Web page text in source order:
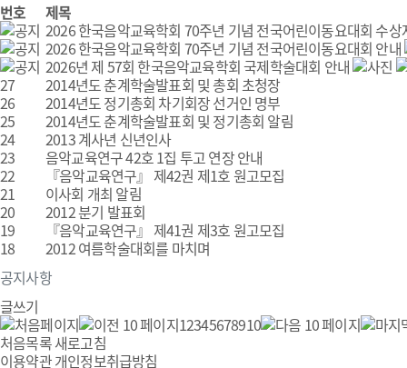
공지사항
번호
제목
2026 한국음악교육학회 70주년 기념 전국어린이동요대회 수상
2026 한국음악교육학회 70주년 기념 전국어린이동요대회 안내
2026년 제 57회 한국음악교육학회 국제학술대회 안내
27
2014년도 춘계학술발표회 및 총회 초청장
26
2014년도 정기총회 차기회장 선거인 명부
25
2014년도 춘계학술발표회 및 정기총회 알림
24
2013 계사년 신년인사
23
음악교육연구 42호 1집 투고 연장 안내
22
『음악교육연구』 제42권 제1호 원고모집
21
이사회 개최 알림
20
2012 분기 발표회
19
『음악교육연구』 제41권 제3호 원고모집
18
2012 여름학술대회를 마치며
글쓰기
12345678910
처음목록새로고침
이용약관개인정보취급방침